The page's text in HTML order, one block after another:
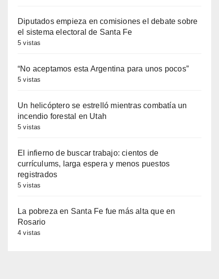
Diputados empieza en comisiones el debate sobre
el sistema electoral de Santa Fe
5 vistas
“No aceptamos esta Argentina para unos pocos”
5 vistas
Un helicóptero se estrelló mientras combatía un
incendio forestal en Utah
5 vistas
El infierno de buscar trabajo: cientos de
currículums, larga espera y menos puestos
registrados
5 vistas
La pobreza en Santa Fe fue más alta que en
Rosario
4 vistas